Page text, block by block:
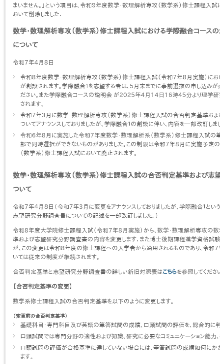
まいません。」という項目は、令和９年度数学・数理解析専攻（数学系）修士課程入
おいて削除しました．
数学・数理解析専攻（数学系）修士課程入試における学際融合コース
について
令和7年4月8日
令和8年度数学・数理解析専攻（数学系）修士課程入試（令和7年8月実施）にお
が創設されます。学際融合１を志望する者は、5月末までに事前選抜の申し込みが
ださい。また学際融合コースの説明会 が2025年4月14日16時45分より理学研
されます。
令和7年3月に数学・数理解析専攻（数学系）修士課程入試の合否判定基準お
ついてアナウンスしておりましたが、学際融合１の創設に伴い、内容を一部改訂しま
令和6年8月に実施した令和7年度数学・数理解析系（数学系）修士課程入試の
部で同時選択ができないものがありました。この制限は令和7年8月に実施予定
（数学系）修士課程入試において廃止されます。
数学・数理解析専攻（数学系）修士課程入試の合否判定基準および
ついて
令和7年４月８日（令和7年3月に変更をアナウンスしておりましたが、学際融合１とい
志望研究分野調査書についての記述を一部改訂しました。）
令和8年度大学院修士課程入試（令和7年8月実施）から、数学・数理解析専攻の
準および志望研究分野調査書の内容を変更します．また博士後期課程進学資格試験
が、この変更は令和8年度の修士課程への入学者から適用されるものであり、令
いては従来の制度が継続されます。
合否判定基準と志望研究分野調査書の詳しい新旧対照表はこちらを参照してくださ
【合否判定基準の変更】
数学系修士課程入試の合否判定基準を以下のように変更します。
（変更前の合否判定基準）
基礎科目・専門科目及び英語の筆答試問の成績、口頭試問の評価を、総合的に判
口頭試問では専門分野の適性および知識、研究に必要なコミュニケーション能力
口頭試問の評価が合格基準に達していない場合には、筆答試問の成績如何にか
ます。